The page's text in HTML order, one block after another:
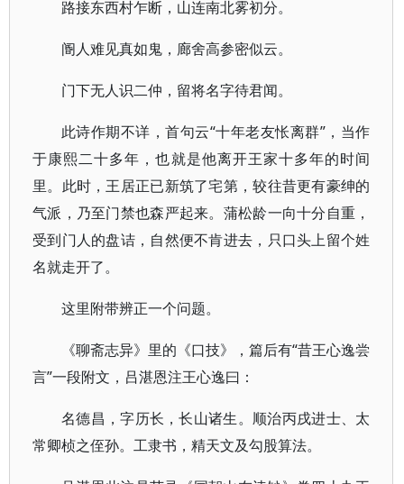
路接东西村乍断，山连南北雾初分。
阍人难见真如鬼，廊舍高参密似云。
门下无人识二仲，留将名字待君闻。
此诗作期不详，首句云“十年老友怅离群”，当作
于康熙二十多年，也就是他离开王家十多年的时间
里。此时，王居正已新筑了宅第，较往昔更有豪绅的
气派，乃至门禁也森严起来。蒲松龄一向十分自重，
受到门人的盘诘，自然便不肯进去，只口头上留个姓
名就走开了。
这里附带辨正一个问题。
《聊斋志异》里的《口技》，篇后有“昔王心逸尝
言”一段附文，吕湛恩注王心逸曰：
名德昌，字历长，长山诸生。顺治丙戌进士、太
常卿桢之侄孙。工隶书，精天文及勾股算法。